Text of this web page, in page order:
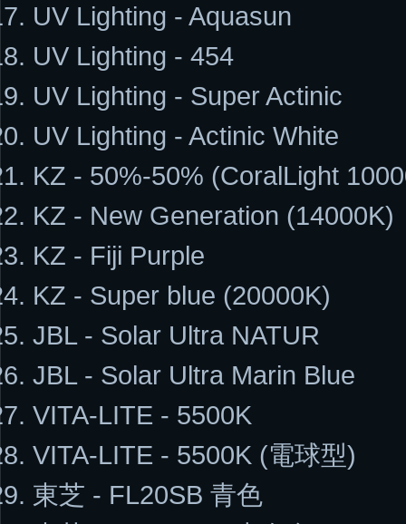
UV Lighting - Aquasun
UV Lighting - 454
UV Lighting - Super Actinic
UV Lighting - Actinic White
KZ - 50%-50% (CoralLight
KZ - New Generation (14000K)
KZ - Fiji Purple
KZ - Super blue (20000K)
JBL - Solar Ultra NATUR
JBL - Solar Ultra Marin Blue
VITA-LITE - 5500K
VITA-LITE - 5500K (電球型)
東芝 - FL20SB 青色